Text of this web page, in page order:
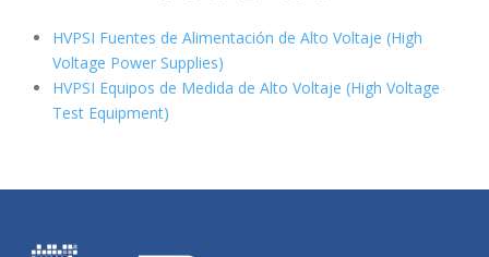
HVPSI Fuentes de Alimentación de Alto Voltaje (High
Voltage Power Supplies)
HVPSI Equipos de Medida de Alto Voltaje (High Voltage
Test Equipment)